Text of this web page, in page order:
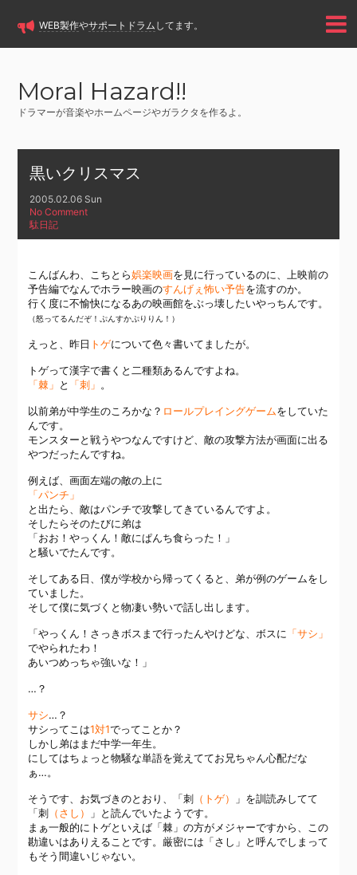
WEB製作やサポートドラム してます。
Moral Hazard!!
ドラマーが音楽やホームページやガラクタを作るよ。
黒いクリスマス
2005.02.06 Sun
No Comment
駄日記
こんばんわ、こちとら娯楽映画を見に行っているのに、上映前の
予告編でなんでホラー映画のすんげぇ怖い予告を流すのか。
行く度に不愉快になるあの映画館をぶっ壊したいやっちんです。
（怒ってるんだぞ！ぷんすかぷりりん！）
えっと、昨日 トゲについて色々書いてましたが。
トゲって漢字で書くと二種類あるんですよね。
「棘」 と 「刺」 。
以前弟が中学生のころかな？ ロールプレイングゲームをしていた
んです。
モンスターと戦うやつなんですけど、敵の攻撃方法が画面に出る
やつだったんですね。
例えば、画面左端の敵の上に
「パンチ」
と出たら、敵はパンチで攻撃してきているんですよ。
そしたらそのたびに弟は
「おお！やっくん！敵にぱんち食らった！」
と騒いでたんです。
そしてある日、僕が学校から帰ってくると、弟が例のゲームをし
ていました。
そして僕に気づくと物凄い勢いで話し出します。
「やっくん！さっきボスまで行ったんやけどな、ボスに 「サシ」
でやられたわ！
あいつめっちゃ強いな！」
…？
サシ…？
サシってこは1対1でってことか？
しかし弟はまだ中学一年生。
にしてはちょっと物騒な単語を覚えててお兄ちゃん心配だな
ぁ…。
そうです、お気づきのとおり、「刺（トゲ）
」を訓読みしてて
「刺（さし）
」と読んでいたようです。
まぁ一般的にトゲといえば「棘」の方がメジャーですから、この
勘違いはありえることです。厳密には「さし」と呼んでしまって
もそう間違いじゃない。